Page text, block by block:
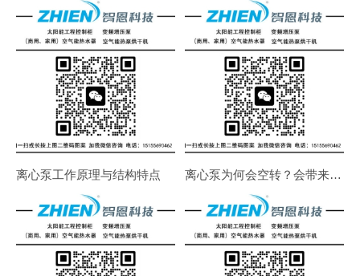
离心泵工作原理与结构特点 离心泵为何会空转？会带来什么危害？